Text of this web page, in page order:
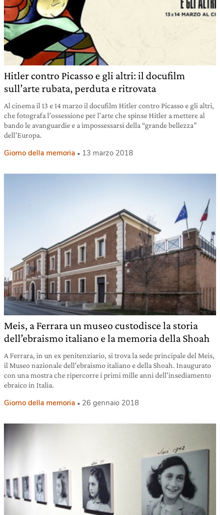
Hitler contro Picasso e gli altri: il docufilm
sull’arte rubata, perduta e ritrovata
Al cinema il 13 e 14 marzo il docufilm Hitler contro Picasso e gli altri,
che fotografa l’ossessione per l’arte che spinse Hitler a mettere al
bando le avanguardie e a impossessarsi della “grande bellezza”
dell’Europa.
Giorno della memoria 13 marzo 2018
Meis, a Ferrara un museo custodisce la storia
dell’ebraismo italiano e la memoria della Shoah
A Ferrara, in un ex penitenziario, si trova la sede principale del Meis,
il Museo nazionale dell’ebraismo italiano e della Shoah. Inaugurato
con una mostra che ripercorre i primi mille anni dell’insediamento
ebraico in Italia.
Giorno della memoria 26 gennaio 2018